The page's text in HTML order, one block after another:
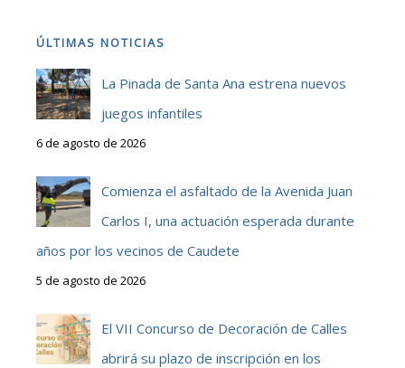
ÚLTIMAS NOTICIAS
La Pinada de Santa Ana estrena nuevos
juegos infantiles
6 de agosto de 2026
Comienza el asfaltado de la Avenida Juan
Carlos I, una actuación esperada durante
años por los vecinos de Caudete
5 de agosto de 2026
El VII Concurso de Decoración de Calles
abrirá su plazo de inscripción en los